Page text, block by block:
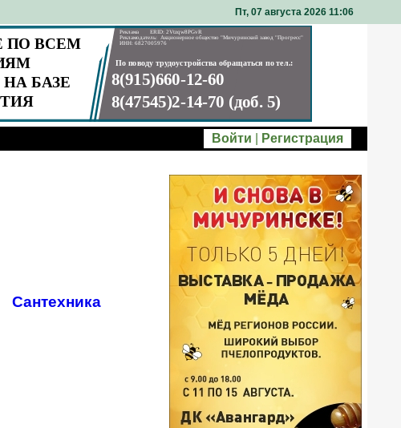
Пт, 07 августа 2026 11 06
Войти Регистрация
Сантехника